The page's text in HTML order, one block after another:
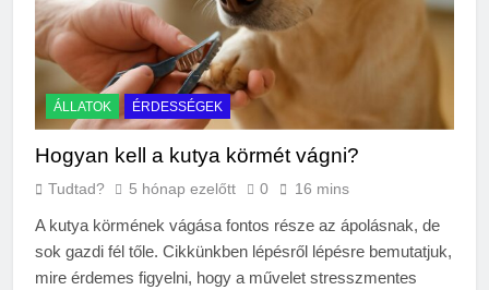
ÁLLATOK ÉRDESSÉGEK
Hogyan kell a kutya körmét vágni?
Tudtad? 5 hónap ezelőtt 0 16 mins
A kutya körmének vágása fontos része az ápolásnak, de
sok gazdi fél tőle. Cikkünkben lépésről lépésre bemutatjuk,
mire érdemes figyelni, hogy a művelet stresszmentes